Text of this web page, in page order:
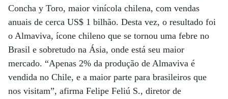
Concha y Toro, maior vinícola chilena, com vendas
anuais de cerca US$ 1 bilhão. Desta vez, o resultado foi
o Almaviva, ícone chileno que se tornou uma febre no
Brasil e sobretudo na Ásia, onde está seu maior
mercado. “Apenas 2% da produção de Almaviva é
vendida no Chile, e a maior parte para brasileiros que
nos visitam”, afirma Felipe Feliú S., diretor de